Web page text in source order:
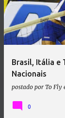
Brasil, Itália e
Nacionais
postado por To Fly
0